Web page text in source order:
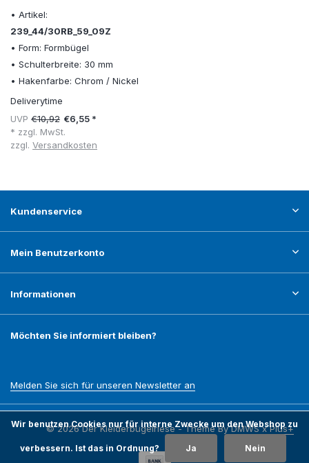
• Artikel:
239_44/30RB_59_09Z
• Form: Formbügel
• Schulterbreite: 30 mm
• Hakenfarbe: Chrom / Nickel
Deliverytime
UVP €10,92 €6,55 *
* zzgl. MwSt.
zzgl. Versandkosten
Kundenservice
Mein Benutzerkonto
Informationen
Möchten Sie informiert bleiben?
Melden Sie sich für unseren Newsletter an
© 2026 Der Kleiderbügelriese - Theme ByDMWSxPlus+
Wir benutzen Cookies nur für interne Zwecke um den Webshop zu
verbessern. Ist das in Ordnung? Ja Nein